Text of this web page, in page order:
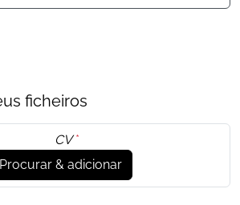
ficheiros
CV *
Procurar & adicionar